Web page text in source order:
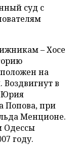
суд с
– Хосе
на
в
Юрия
Попова, при
Менционе.
Одессы
году.